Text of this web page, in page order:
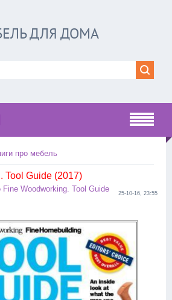
ДЛЯ ДОМА
про мебель
Tool Guide (2017)
Woodworking. Tool Guide
25-10-16, 23:55